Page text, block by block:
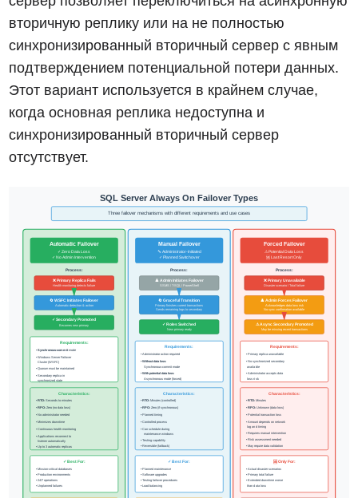
вторичную реплику или на не полностью
синхронизированный вторичный сервер с явным
подтверждением потенциальной потери данных.
Этот вариант используется в крайнем случае,
когда основная реплика недоступна и
синхронизированный вторичный сервер
отсутствует.